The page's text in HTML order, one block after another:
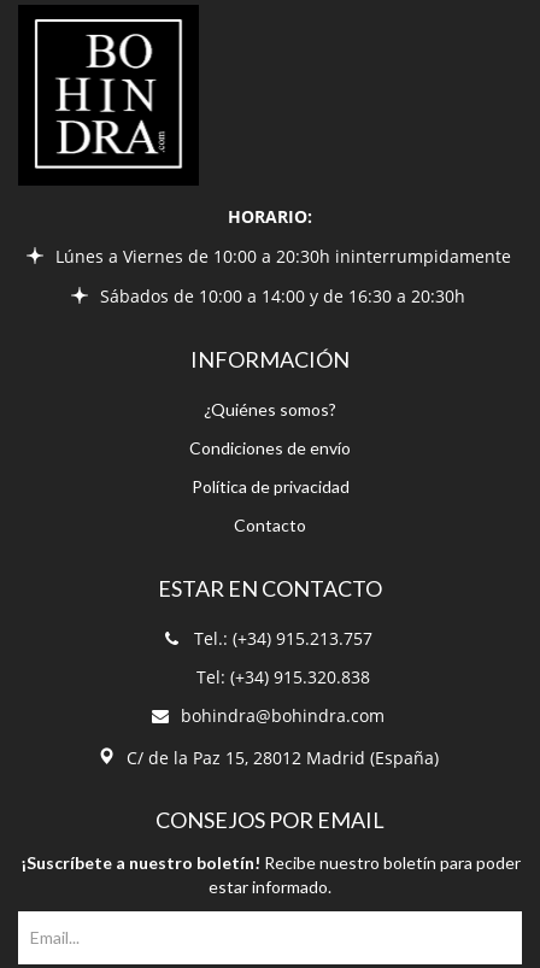
LIBRERÍA
BOHINDRA
HORARIO:
Lúnes a Viernes de 10:00 a 20:30h ininterrumpidamente
Sábados de 10:00 a 14:00 y de 16:30 a 20:30h
INFORMACIÓN
¿Quiénes somos?
Condiciones de envío
Política de privacidad
Contacto
ESTAR EN CONTACTO
Tel.: (+34) 915.213.757
Tel: (+34) 915.320.838
bohindra@bohindra.com
C/ de la Paz 15, 28012 Madrid (España)
CONSEJOS POR EMAIL
¡Suscríbete a nuestro boletín! Recibe nuestro boletín para poder
estar informado.